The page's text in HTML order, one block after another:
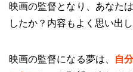
映画の監督となり、あなた
したか？内容もよく思い出
映画の監督になる夢は、
自